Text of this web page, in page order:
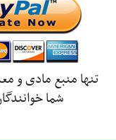
تنها منبع مادی و
شما